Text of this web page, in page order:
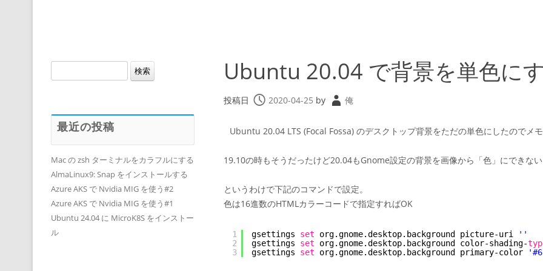
Ubuntu 20.04 で背景を単色に
投稿日 2020-04-25 by 俺
Ubuntu 20.04 LTS (Focal Fossa) のデスクトップ背景をただの単色にしたのでメ
19.10の時もそうだったけど20.04もGnome設定の背景を画像から「色」にできな
というわけで下記のコマンドで設定。
色は16進数のHTMLカラーコードで指定すればOK
1
2
3
gsettings set org.gnome.desktop.background picture-uri
''
gsettings set org.gnome.desktop.background color-shading-
gsettings set org.gnome.desktop.background primary-color
索:
最近の投稿
Mac の zsh ターミナルをカラフルにする
AlmaLinux9: Snap をインストールする
Azure AKS で Nvidia MIG を使う#2
Azure AKS で Nvidia MIG を使う#1
Ubuntu 24.04 に MicroK8S をインストー
ル